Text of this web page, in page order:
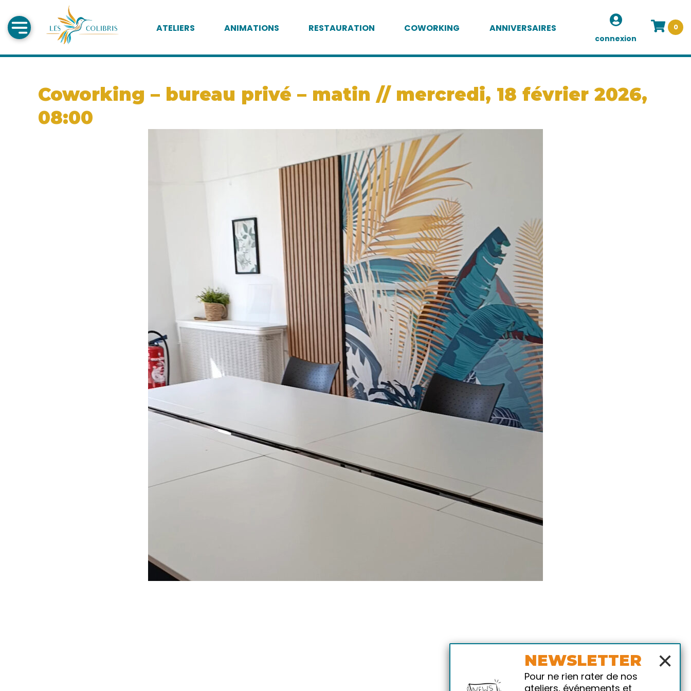
ATELIERS ANIMATIONS RESTAURATION COWORKING ANNIVERSAIRES
connexion
0
Coworking – bureau privé – matin // mercredi, 18 février 2026,
08:00
×
NEWSLETTER
Pour ne rien rater de nos
ateliers, événements et